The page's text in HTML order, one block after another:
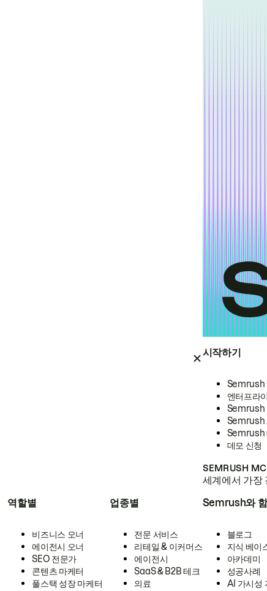
시작하기
Semrush
엔터프라
Semrush
Semrush
Semrush
데모 신청
SEMRUSH
세계에서 가장
역할별
비즈니스 오너
에이전시 오너
SEO 전문가
콘텐츠 마케터
풀스택 성장 마케터
업종별
전문 서비스
리테일 & 이커머스
에이전시
SaaS & B2B 테크
의료
Semrush와
블로그
지식 베이
아카데미
성공사례
AI 가시성